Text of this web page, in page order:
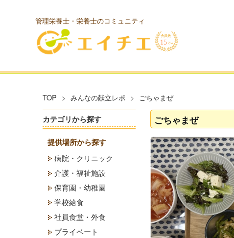
管理栄養士・栄養士のコミュニティ
TOP みんなの献立レポ ごちゃまぜ
ごちゃまぜ
カテゴリから探す
提供場所から探す
病院・クリニック
介護・福祉施設
保育園・幼稚園
学校給食
社員食堂・外食
プライベート